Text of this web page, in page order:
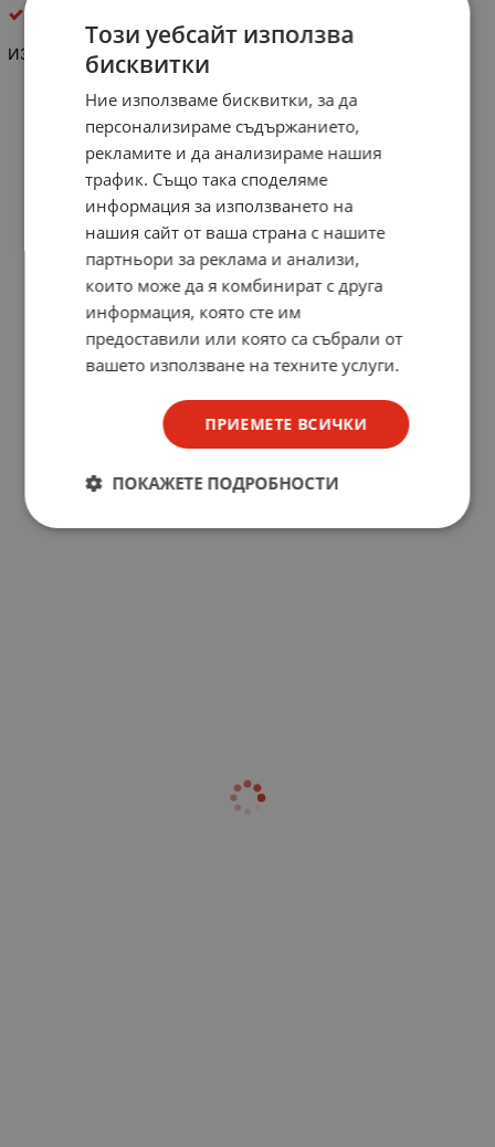
ИЗОЛАТОР П-ОБРАЗЕН
Този уебсайт използва
бисквитки
Ние използваме бисквитки, за да
персонализираме съдържанието,
рекламите и да анализираме нашия
трафик. Също така споделяме
информация за използването на
нашия сайт от ваша страна с нашите
партньори за реклама и анализи,
които може да я комбинират с друга
информация, която сте им
предоставили или която са събрали от
вашето използване на техните услуги.
ПРИЕМЕТЕ ВСИЧКИ
ПОКАЖЕТЕ ПОДРОБНОСТИ